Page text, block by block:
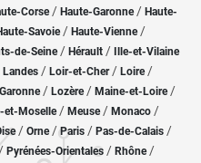
Corse/ Haute-Garonne/ Haute-
Savoie/ Haute-Vienne/
de-Seine/ Hérault / Ille-et-Vilaine
Landes / Loir-et-Cher/ Loire/
/ Lozère / Maine-et-Loire/
et-Moselle/ Meuse/ Monaco /
/ Orne/Paris / Pas-de-Calais /
Pyrénées-Orientales / Rhône/